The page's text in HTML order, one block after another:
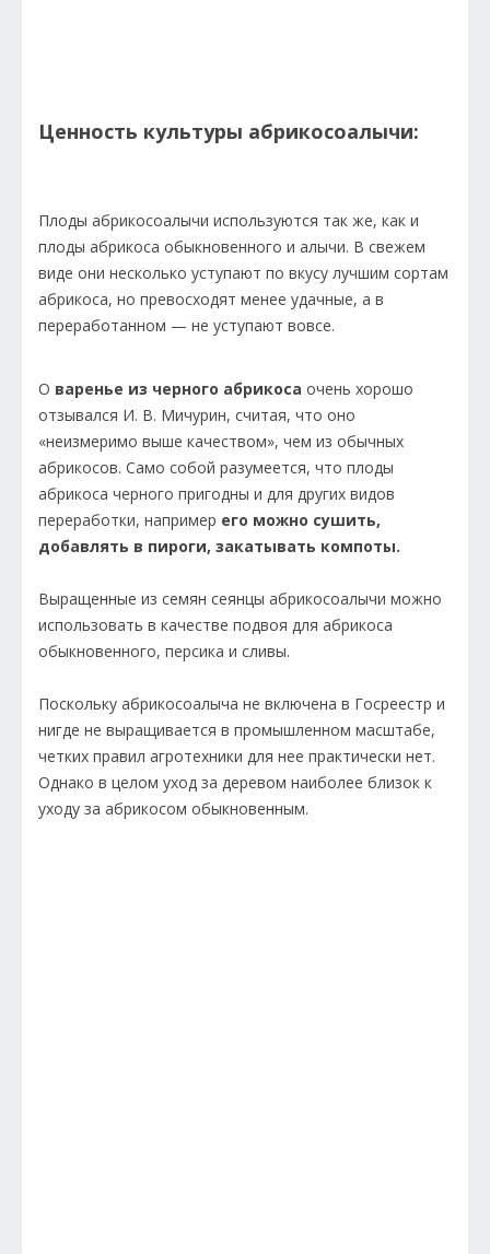
Ценность культуры абрикосоалычи:
Плоды абрикосоалычи используются так же, как и
плоды абрикоса обыкновенного и алычи. В свежем
виде они несколько уступают по вкусу лучшим сортам
абрикоса, но превосходят менее удачные, а в
переработанном — не уступают вовсе.
О варенье из черного абрикоса очень хорошо
отзывался И. В. Мичурин, считая, что оно
«неизмеримо выше качеством», чем из обычных
абрикосов. Само собой разумеется, что плоды
абрикоса черного пригодны и для других видов
переработки, например его можно сушить,
добавлять в пироги, закатывать компоты.
Выращенные из семян сеянцы абрикосоалычи можно
использовать в качестве подвоя для абрикоса
обыкновенного, персика и сливы.
Поскольку абрикосоалыча не включена в Госреестр и
нигде не выращивается в промышленном масштабе,
четких правил агротехники для нее практически нет.
Однако в целом уход за деревом наиболее близок к
уходу за абрикосом обыкновенным.